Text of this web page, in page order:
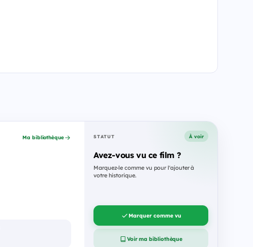
Ma bibliothèque STATUT À voir
Avez-vous vu ce film ?
Marquez-le comme vu pour l'ajouter à
votre historique.
Marquer comme vu
Voir ma bibliothèque